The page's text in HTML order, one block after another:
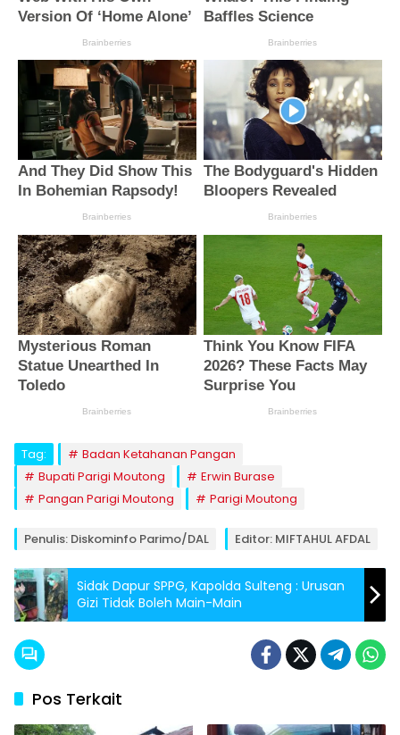
Tag:
Badan Ketahanan Pangan
Bupati Parigi Moutong
Erwin Burase
Pangan Parigi Moutong
Parigi Moutong
Penulis: Diskominfo Parimo/DAL Editor: MIFTAHUL AFDAL
Sidak Dapur SPPG, Kapolda Sulteng : Urusan
Gizi Tidak Boleh Main-Main
Pos Terkait